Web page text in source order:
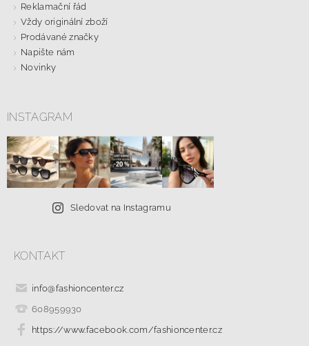
Reklamační řád
Vždy originální zboží
Prodávané značky
Napište nám
Novinky
INSTAGRAM
Sledovat na Instagramu
KONTAKT
info@fashioncenter.cz
608959930
https://www.facebook.com/fashioncenter.cz